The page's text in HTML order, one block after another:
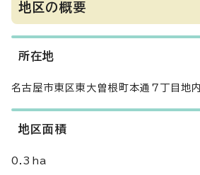
地区の概要
所在地
名古屋市東区東大曽根町本通7丁目地内
地区面積
0.3ha